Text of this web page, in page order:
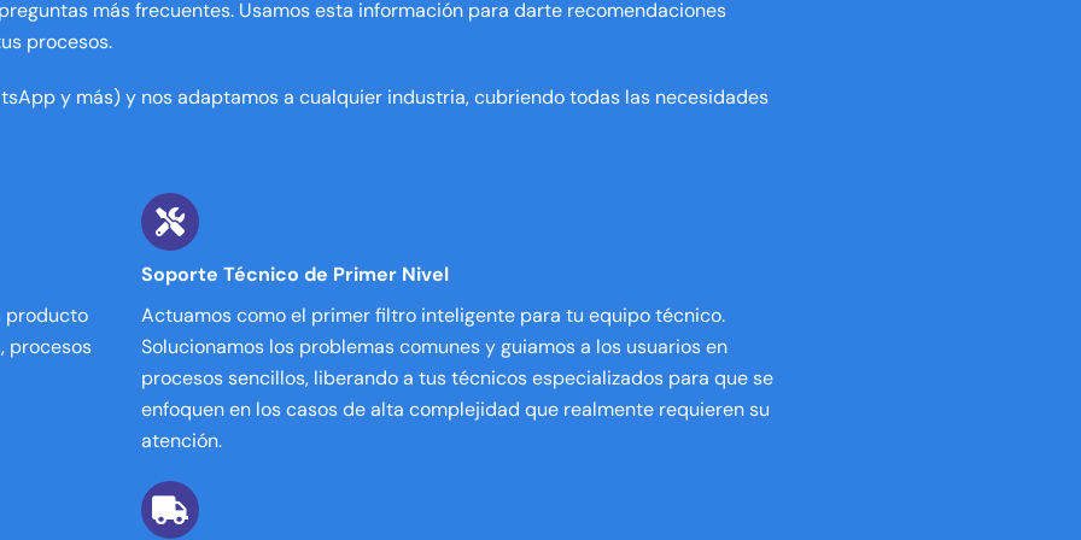
más frecuentes. Usamos esta información para darte recomendaciones
procesos.
y más) y nos adaptamos a cualquier industria, cubriendo todas las necesidades
producto
procesos
Soporte Técnico de Primer Nivel
Actuamos como el primer filtro inteligente para tu equipo técnico.
Solucionamos los problemas comunes y guiamos a los usuarios en
procesos sencillos, liberando a tus técnicos especializados para que se
enfoquen en los casos de alta complejidad que realmente requieren su
atención.